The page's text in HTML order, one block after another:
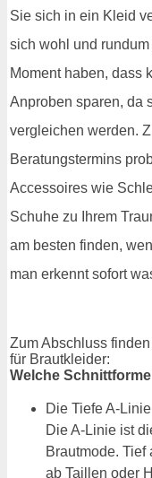
Sie sich in ein Kleid
sich wohl und
Moment haben, dass
Anproben sparen, da
vergleichen werden.
Beratungstermins
Accessoires wie
Schuhe zu Ihrem
am besten finden,
man erkennt sofort
Zum Abschluss
für Brautkleider:
Welche
Die Tiefe A-Linie
Die A-Linie ist
Brautmode. Tief
ab Taillen oder